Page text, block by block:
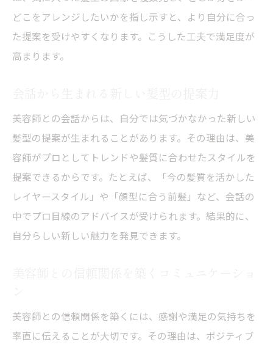
どこをアレンジしたいかを指し示すと、より自分に合っ
た提案を受けやすくなります。こうした工夫で満足度が
高まります。
美容師との会話からは、自分では気づかなかった新しい
髪型の提案が生まれることがあります。その理由は、美
容師がプロとしてトレンドや髪質に合わせたスタイルを
提案できるからです。たとえば、「今の髪質を活かした
レイヤースタイル」や「顔型に合う前髪」など、会話の
中でプロ目線のアドバイスが受けられます。結果的に、
自分らしい新しい魅力を発見できます。
美容師との信頼関係を築くには、感謝や満足の気持ちを
率直に伝えることが大切です。その理由は、ポジティブ